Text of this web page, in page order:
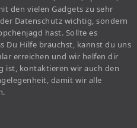
den vielen Gadgets zu sehr
Datenschutz wichtig, sondern
hast. Sollte es
Du Hilfe brauchst, kannst du uns
erreichen und wir helfen dir
ist, kontaktieren wir auch den
damit wir alle